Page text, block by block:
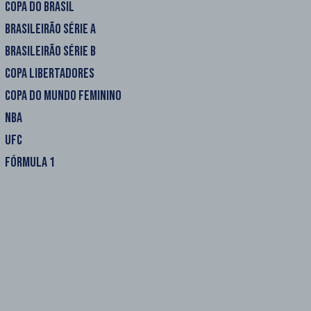
COPA DO BRASIL
BRASILEIRÃO SÉRIE A
BRASILEIRÃO SÉRIE B
COPA LIBERTADORES
COPA DO MUNDO FEMININO
NBA
UFC
FÓRMULA 1